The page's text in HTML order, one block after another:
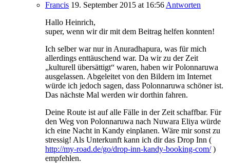
Francis 19. September 2015 at 16:56 Antworten
Hallo Heinrich,
super, wenn wir dir mit dem Beitrag helfen konnten!
Ich selber war nur in Anuradhapura, was für mich
allerdings enttäuschend war. Da wir zu der Zeit
„kulturell übersättigt“ waren, haben wir Polonnaruwa
ausgelassen. Abgeleitet von den Bildern im Internet
würde ich jedoch sagen, dass Polonnaruwa schöner ist.
Das nächste Mal werden wir dorthin fahren.
Deine Route ist auf alle Fälle in der Zeit schaffbar. Für
den Weg von Polonnaruwa nach Nuwara Eliya würde
ich eine Nacht in Kandy einplanen. Wäre mir sonst zu
stressig! Als Unterkunft kann ich dir das Drop Inn (
http://my-road.de/go/drop-inn-kandy-booking-com/)
empfehlen.